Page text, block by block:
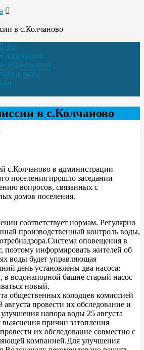
в с.Колчаново
ФЗ
коррупции
образования
акты
в с.Колчаново
с.Колчаново в администрации
поселения прошло заседании
вопросов, связанных с
домов поселения.
соответствует нормам. Регулярно
производственный контроль воды,
оповещения в
поэтому информировать жителей об
воды будет управляющая
день установлены два насоса:
в водонапорной башне старый насос
новый.
общественных колодцев комиссией
провести их обследование и
напора воды 25 августа
причин затопления
их обследование совместно с
компанией.Для улучшения